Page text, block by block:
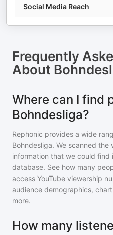
Social Media Reach
Frequently
About
Where can I find
Bohndesliga?
Rephonic provides a wide
Bohndesliga. We scanned the
information that we could
database. See how many
access YouTube viewership
audience demographics,
more.
How many